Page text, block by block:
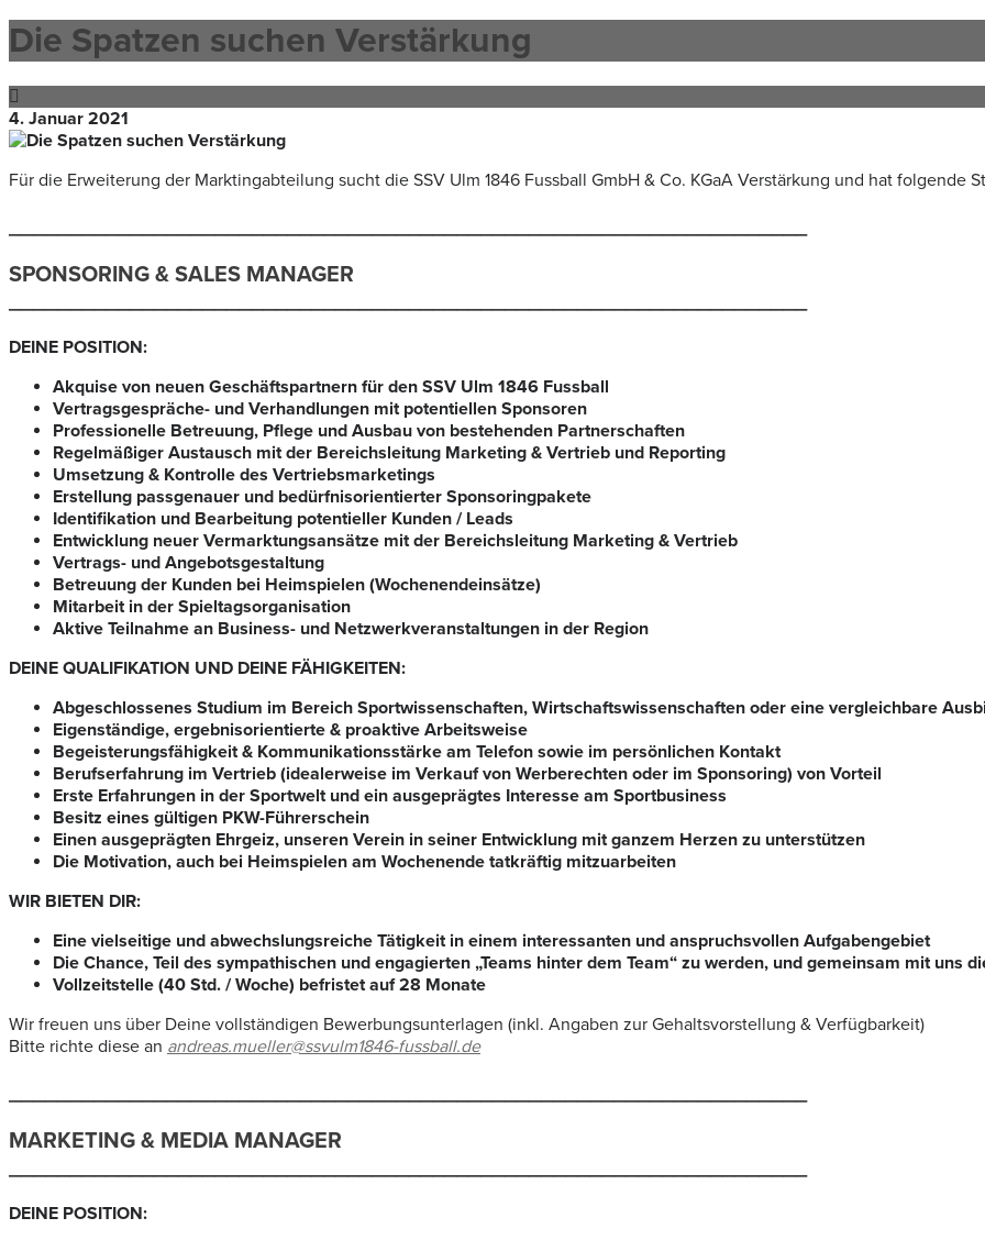
Die Spatzen suchen Verstärkung
4. Januar 2021
Für die Erweiterung der Marktingabteilung sucht die SSV Ulm 1846 Fussball GmbH & Co. KGaA Verstärkung und hat folgende
SPONSORING & SALES MANAGER
DEINE POSITION:
Akquise von neuen Geschäftspartnern für den SSV Ulm 1846 Fussball
Vertragsgespräche- und Verhandlungen mit potentiellen Sponsoren
Professionelle Betreuung, Pflege und Ausbau von bestehenden Partnerschaften
Regelmäßiger Austausch mit der Bereichsleitung Marketing & Vertrieb und Reporting
Umsetzung & Kontrolle des Vertriebsmarketings
Erstellung passgenauer und bedürfnisorientierter Sponsoringpakete
Identifikation und Bearbeitung potentieller Kunden / Leads
Entwicklung neuer Vermarktungsansätze mit der Bereichsleitung Marketing & Vertrieb
Vertrags- und Angebotsgestaltung
Betreuung der Kunden bei Heimspielen (Wochenendeinsätze)
Mitarbeit in der Spieltagsorganisation
Aktive Teilnahme an Business- und Netzwerkveranstaltungen in der Region
DEINE QUALIFIKATION UND DEINE FÄHIGKEITEN:
Abgeschlossenes Studium im Bereich Sportwissenschaften, Wirtschaftswissenschaften oder eine vergleichbare
Eigenständige, ergebnisorientierte & proaktive Arbeitsweise
Begeisterungsfähigkeit & Kommunikationsstärke am Telefon sowie im persönlichen Kontakt
Berufserfahrung im Vertrieb (idealerweise im Verkauf von Werberechten oder im Sponsoring) von Vorteil
Erste Erfahrungen in der Sportwelt und ein ausgeprägtes Interesse am Sportbusiness
Besitz eines gültigen PKW-Führerschein
Einen ausgeprägten Ehrgeiz, unseren Verein in seiner Entwicklung mit ganzem Herzen zu unterstützen
Die Motivation, auch bei Heimspielen am Wochenende tatkräftig mitzuarbeiten
WIR BIETEN DIR:
Eine vielseitige und abwechslungsreiche Tätigkeit in einem interessanten und anspruchsvollen Aufgabengebiet
Die Chance, Teil des sympathischen und engagierten „Teams hinter dem Team“ zu werden, und gemeinsam mit uns
Vollzeitstelle (40 Std. / Woche) befristet auf 28 Monate
Wir freuen uns über Deine vollständigen Bewerbungsunterlagen (inkl. Angaben zur Gehaltsvorstellung & Verfügbarkeit)
Bitte richte diese an andreas.mueller@ssvulm1846-fussball.de
MARKETING & MEDIA MANAGER
DEINE POSITION: